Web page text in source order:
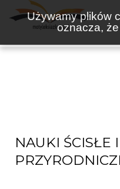
Używamy plików
oznacza,
NAUKI ŚCISŁE I